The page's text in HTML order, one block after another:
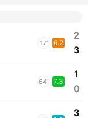
17' 6.2
2
3
64' 7.3
1
0
3